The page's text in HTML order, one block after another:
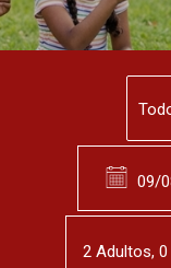
2 Adultos, 0